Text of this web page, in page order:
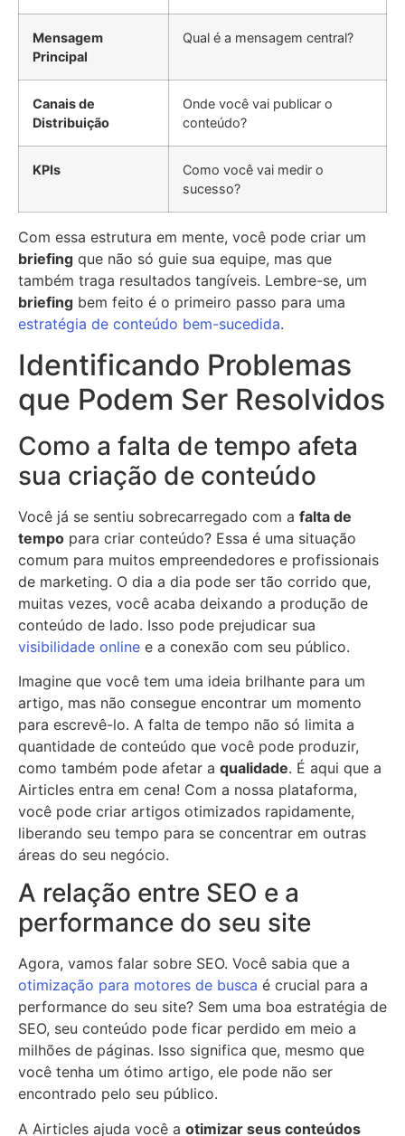
Mensagem
Principal
Qual é a mensagem central?
Canais de
Distribuição
Onde você vai publicar o
conteúdo?
KPIs
Como você vai medir o
sucesso?
Com essa estrutura em mente, você pode criar um
briefing que não só guie sua equipe, mas que
também traga resultados tangíveis. Lembre-se, um
briefing bem feito é o primeiro passo para uma
estratégia de conteúdo bem-sucedida.
Identificando Problemas
que Podem Ser Resolvidos
Como a falta de tempo afeta
sua criação de conteúdo
Você já se sentiu sobrecarregado com a falta de
tempo para criar conteúdo? Essa é uma situação
comum para muitos empreendedores e profissionais
de marketing. O dia a dia pode ser tão corrido que,
muitas vezes, você acaba deixando a produção de
conteúdo de lado. Isso pode prejudicar sua
visibilidade online e a conexão com seu público.
Imagine que você tem uma ideia brilhante para um
artigo, mas não consegue encontrar um momento
para escrevê-lo. A falta de tempo não só limita a
quantidade de conteúdo que você pode produzir,
como também pode afetar a qualidade. É aqui que a
Airticles entra em cena! Com a nossa plataforma,
você pode criar artigos otimizados rapidamente,
liberando seu tempo para se concentrar em outras
áreas do seu negócio.
A relação entre SEO e a
performance do seu site
Agora, vamos falar sobre SEO. Você sabia que a
otimização para motores de busca é crucial para a
performance do seu site? Sem uma boa estratégia de
SEO, seu conteúdo pode ficar perdido em meio a
milhões de páginas. Isso significa que, mesmo que
você tenha um ótimo artigo, ele pode não ser
encontrado pelo seu público.
A Airticles ajuda você a otimizar seus conteúdos